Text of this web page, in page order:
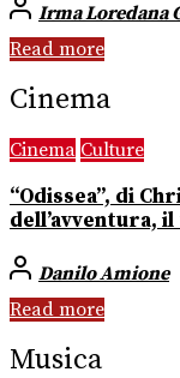
Irma Loredana
Read more
Cinema
Cinema Culture
“Odissea”, di
dell’avventura,
Danilo Amione
Read more
Musica